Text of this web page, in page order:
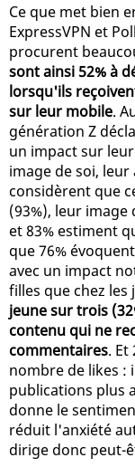
Ce que met bien
ExpressVPN et
procurent
sont ainsi 52% à
lorsqu'ils
sur leur mobile.
génération Z
un impact sur
image de soi, leur
considèrent que
(93%), leur image
et 83% estiment
que 76%
avec un impact
filles que chez les
jeune sur trois
contenu qui ne
commentaires. Et
nombre de likes :
publications plus
donne le
réduit l'anxiété
dirige donc peut-